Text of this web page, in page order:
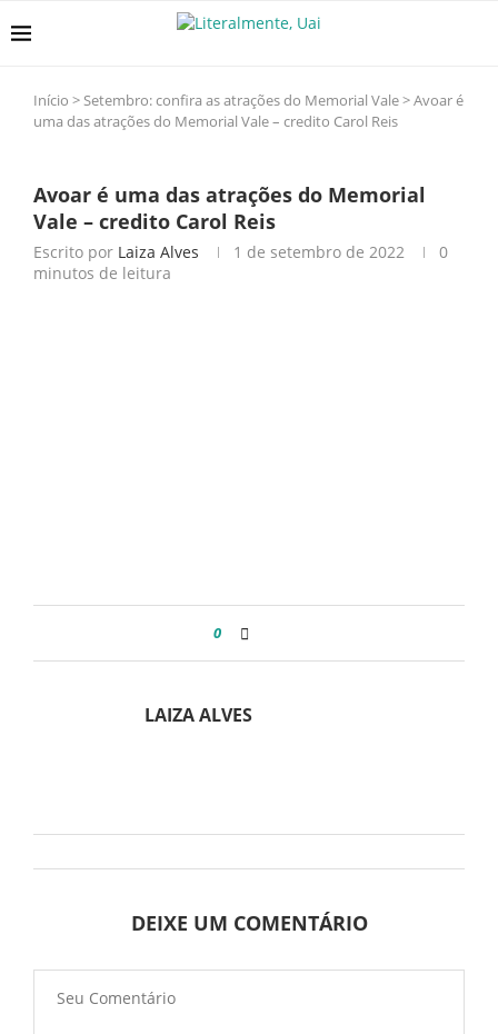
Início >Setembro: confira as atrações do Memorial Vale>Avoar é
uma das atrações do Memorial Vale – credito Carol Reis
Avoar é uma das atrações do Memorial
Vale – credito Carol Reis
Escrito por Laiza Alves 1 de setembro de 2022
0
minutos de leitura
0
LAIZA ALVES
DEIXE UM COMENTÁRIO